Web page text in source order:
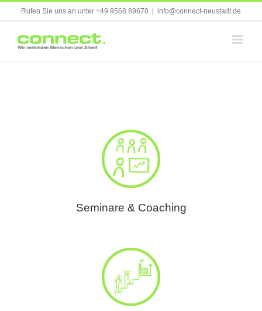
Rufen Sie uns an unter +49 9568 89670 info@connect-neustadt.de
Seminare & Coaching